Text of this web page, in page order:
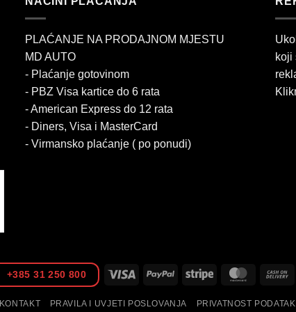
PLAĆANJE NA PRODAJNOM MJESTU
MD AUTO
- Plaćanje gotovinom
- PBZ Visa kartice do 6 rata
- American Express do 12 rata
- Diners, Visa i MasterCard
- Virmansko plaćanje ( po ponudi)
koji
+385 31 250 800 Visa PayPal Stripe
KONTAKT PRAVILA I UVJETI POSLOVANJA PRIVATNOST